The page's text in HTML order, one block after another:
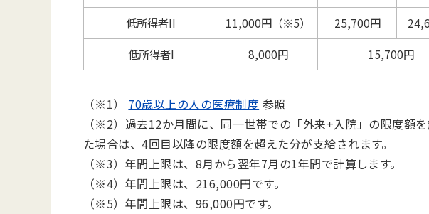
低所得者II
11,000円（※5） 25,700円
低所得者I
8,000円 15,700円
（※1） 70歳以上の人の医療制度 参照
（※2）過去12か月間に、同一世帯での「外来+入院」の限度額
た場合は、4回目以降の限度額を超えた分が支給されます。
（※3）年間上限は、8月から翌年7月の1年間で計算します。
（※4）年間上限は、216,000円です。
（※5）年間上限は、96,000円です。